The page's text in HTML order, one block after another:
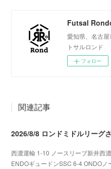
Futsal
愛知県、名古
トサルロンド
フォロー
関連記事
西濃運輸 1-10 ノースリーブ新井西
ENDOギュードンSSC 6-4 ONDOノ